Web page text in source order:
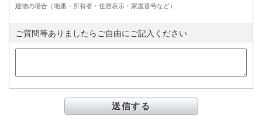
建物の場合（地番・所有者・住居表示・家屋番号など）
ご質問等ありましたらご自由にご記入ください